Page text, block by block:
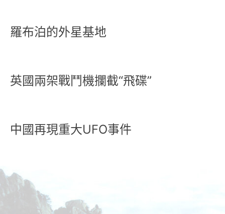
羅布泊的外星基地
英國兩架戰鬥機攔截“飛碟”
中國再現重大UFO事件